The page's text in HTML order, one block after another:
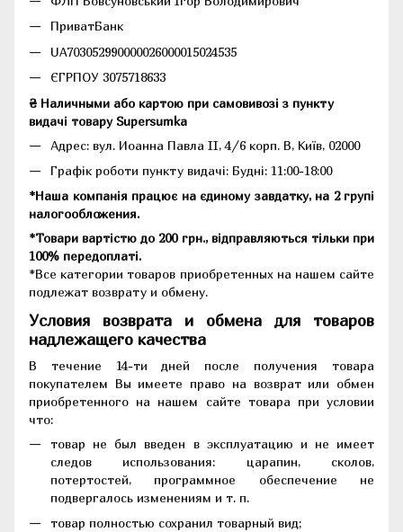
ПриватБанк
UA703052990000026000015024535
ЄГРПОУ 3075718633
₴ Наличными або картою при самовивозі з пункту
видачі товару Supersumka
Адрес: вул. Иоанна Павла II, 4/6 корп. В, Київ, 02000
Графік роботи пункту видачі: Будні: 11:00-18:00
*Наша компанія працює на єдиному завдатку, на 2 групі
налогообложения.
*Товари вартістю до 200 грн., відправляються тільки при
100% передоплаті.
*Все категории товаров приобретенных на нашем сайте
подлежат возврату и обмену.
Условия возврата и обмена для товаров
надлежащего качества
В течение 14-ти дней после получения товара
покупателем Вы имеете право на возврат или обмен
приобретенного на нашем сайте товара при условии
что:
товар не был введен в эксплуатацию и не имеет
следов использования: царапин, сколов,
потертостей, программное обеспечение не
подвергалось изменениям и т. п.
товар полностью сохранил товарный вид;